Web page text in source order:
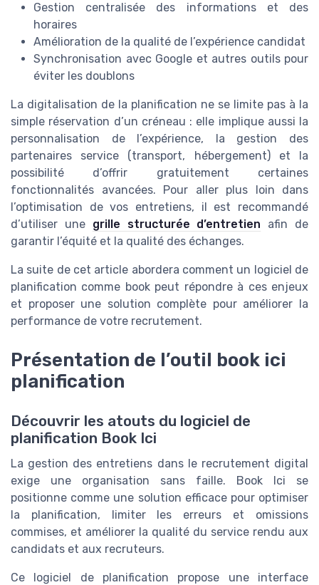
Gestion centralisée des informations et des
horaires
Amélioration de la qualité de l’expérience candidat
Synchronisation avec Google et autres outils pour
éviter les doublons
La digitalisation de la planification ne se limite pas à la
simple réservation d’un créneau : elle implique aussi la
personnalisation de l’expérience, la gestion des
partenaires service (transport, hébergement) et la
possibilité d’offrir gratuitement certaines
fonctionnalités avancées. Pour aller plus loin dans
l’optimisation de vos entretiens, il est recommandé
d’utiliser une grille structurée d’entretien afin de
garantir l’équité et la qualité des échanges.
La suite de cet article abordera comment un logiciel de
planification comme book peut répondre à ces enjeux
et proposer une solution complète pour améliorer la
performance de votre recrutement.
Présentation de l’outil book ici
planification
Découvrir les atouts du logiciel de
planification Book Ici
La gestion des entretiens dans le recrutement digital
exige une organisation sans faille. Book Ici se
positionne comme une solution efficace pour optimiser
la planification, limiter les erreurs et omissions
commises, et améliorer la qualité du service rendu aux
candidats et aux recruteurs.
Ce logiciel de planification propose une interface